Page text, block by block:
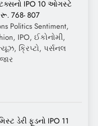
IPO 10 ઓગસ્ટે
768- 807
Politics Sentiment,
IPO, ઈકોનોમી,
ન્યૂઝ, ક્રિપ્ટો, પર્સનલ
ડેરી ફૂડનો IPO 11